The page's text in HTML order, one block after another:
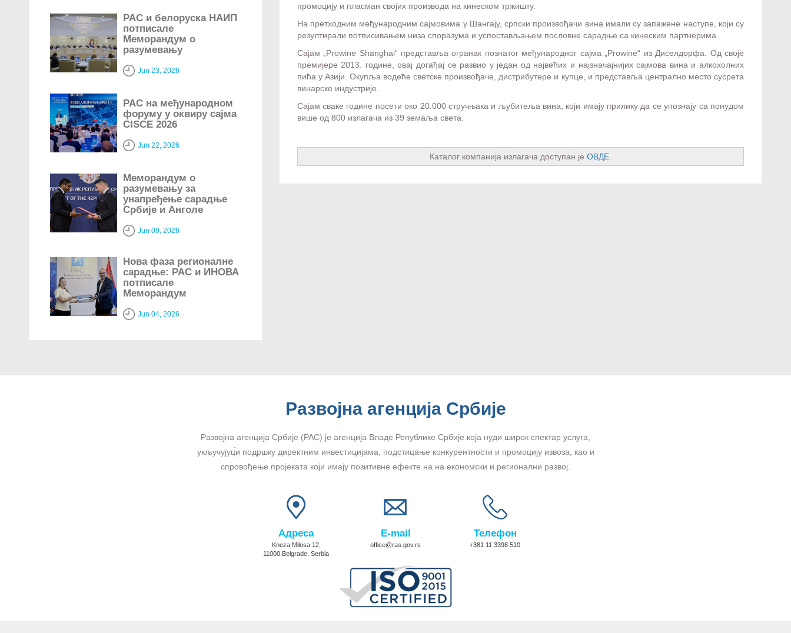
РАС и белоруска НАИП
потписале
Меморандум о
разумевању
Jun 23, 2026
РАС на међународном
форуму у оквиру сајма
CISCE 2026
Jun 22, 2026
Меморандум о
разумевању за
унапређење сарадње
Србије и Анголе
Jun 09, 2026
Нова фаза регионалне
сарадње: РАС и ИНОВА
потписале
Меморандум
Jun 04, 2026
промоцију и пласман својих производа на кинеском тржишту.
На претходним међународним сајмовима у Шангају, српски произвођачи вина имали су запажене наступе, који су
резултирали потписивањем низа споразума и успостављањем пословне сарадње са кинеским партнерима.
Сајам „ Prowine Shanghai“ представља огранак познатог међународног сајма „ Prowine“ из Диселдорфа. Од своје
премијере 2013. године, овај догађај се развио у један од највећих и најзначајнијих сајмова вина и алкохолних
пића у Азији. Окупља водеће светске произвођаче, дистрибутере и купце, и представља централно место сусрета
винарске индустрије.
Сајам сваке године посети око 20.000 стручњака и љубитеља вина, који имају прилику да се упознају са понудом
више од 800 излагача из 39 земаља света.
Каталог компанија излагача доступан је ОВДЕ.
Развојна агенција Србије
Развојна агенција Србије (РАС) је агенција Владе Републике Србије која нуди широк спектар услуга,
укључујуц́и подршку директним инвестицијама, подстицање конкурентности и промоцију извоза, као и
спровођење пројеката који имају позитивне ефекте на на економски и регионални развој.
Адреса
Kneza Milosa 12,
11000 Belgrade, Serbia
E-mail
office@ras.gov.rs
Телефон
+381 11 3398 510